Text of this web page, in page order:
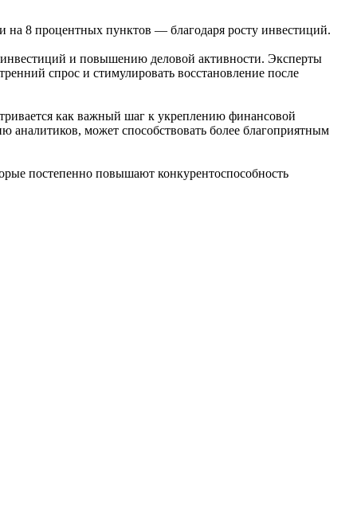
на 8 процентных пунктов — благодаря росту инвестиций.
и повышению деловой активности. Эксперты
спрос и стимулировать восстановление после
как важный шаг к укреплению финансовой
может способствовать более благоприятным
постепенно повышают конкурентоспособность